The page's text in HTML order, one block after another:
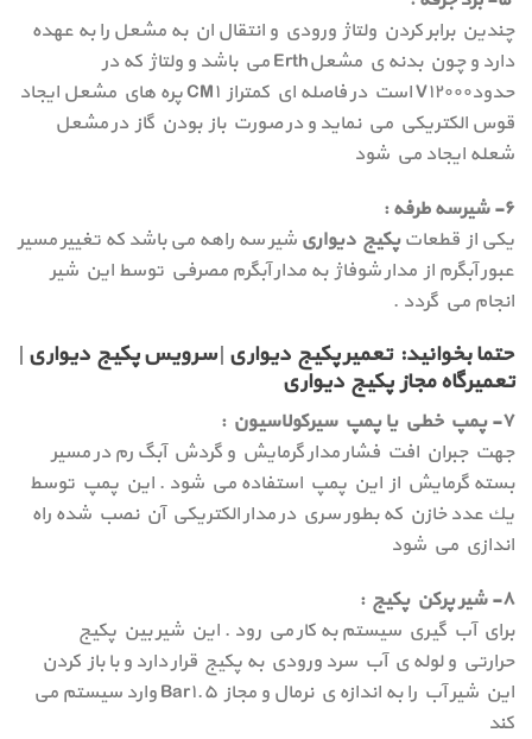
چندين برابر كردن ولتاژ ورودي و انتقال ان به مشعل را به عهده
دارد و چون بدنه ي مشعلErth مي باشد و ولتاژ كه در
حدودV۱۲۰۰۰ است در فاصله اي كمتراز CM۱ پره هاي مشعل ايجاد
قوس الكتريكي مي نمايد و در صورت باز بودن گاز در مشعل
شعله ايجاد مي شود
۶- شيرسه طرفه :
یکی از قطعاتپکیج دیواری شیر سه راهه می باشد که تغيير مسير
عبور آبگرم از مدار شوفاژ به مدار آبگرم مصرفي توسط اين شير
انجام مي گردد .
حتما بخوانید: تعمیر پکیج دیواری | سرویس پکیج دیواری |
تعمیرگاه مجاز پکیج دیواری
۷- پمپ خطي يا پمپ سيركولاسيون :
جهت جبران افت فشار مدار گرمايش و گردش آبگ رم در مسير
بسته گرمايش از اين پمپ استفاده مي شود . اين پمپ توسط
يك عدد خازن كه بطور سري در مدار الكتريكي آن نصب شده راه
اندازي مي شود
۸- شير پركن پكيج :
براي آب گيري سيستم به كار مي رود . اين شير بين پكيج
حرارتي و لوله ي آب سرد ورودي به پكيج قرار دارد و با باز كردن
اين شير آب را به اندازه ي نرمال و مجاز ۵.Bar۱ وارد سيستم مي
كند